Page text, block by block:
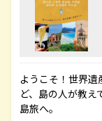
ようこそ！世界
ど、島の人が教え
島旅へ。